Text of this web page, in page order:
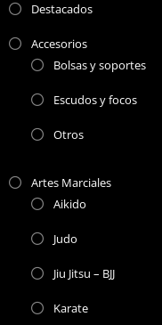
Destacados
Accesorios
Bolsas y soportes
Escudos y focos
Otros
Artes Marciales
Aikido
Judo
Jiu Jitsu – BJJ
Karate